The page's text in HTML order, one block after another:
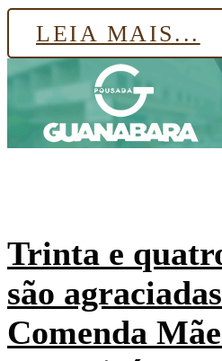
LEIA MAIS...
Trinta e
são
Comenda